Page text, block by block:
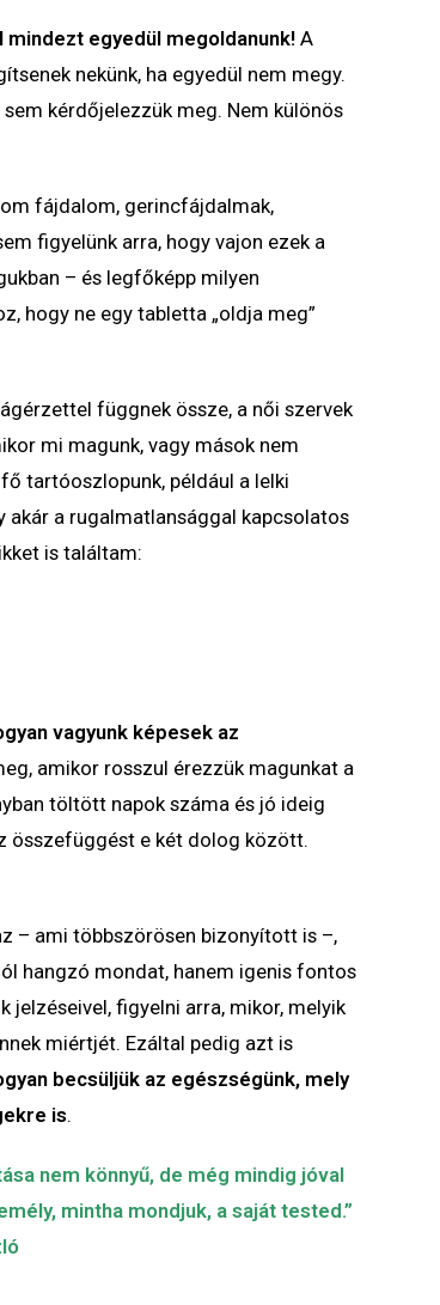
egyedül megoldanunk!A
nekünk, ha egyedül nem megy.
kérdőjelezzük meg. Nem különös
fájdalom, gerincfájdalmak,
figyelünk arra, hogy vajon ezek a
– és legfőképp milyen
hogy ne egy tabletta „oldja meg”
függnek össze, a női szervek
mi magunk, vagy mások nem
tartóoszlopunk, például a lelki
akár a rugalmatlansággal kapcsolatos
is találtam:
vagyunk képesek az
amikor rosszul érezzük magunkat a
töltött napok száma és jó ideig
összefüggést e két dolog között.
– ami többszörösen bizonyított is –,
hangzó mondat, hanem igenis fontos
figyelni arra, mikor, melyik
miértjét. Ezáltal pedig azt is
becsüljük az egészségünk, mely
is.
nem könnyű, de még mindig jóval
mintha mondjuk, a saját tested.”